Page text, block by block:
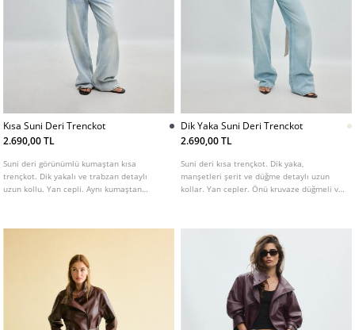
Kısa Suni Deri Trenckot
2.690,00 TL
Suni deri görünümlü kumaştan kısa
trençkot. Dik yakalı ve trabzan detaylı
uzun kollu. Yan cepli. Aynı kumaştan
Dik Yaka Suni Deri Trenckot
2.690,00 TL
Suni deri kısa trençkot. Dik yaka,
manşetleri şerit ve düğme detaylı uzun
kollar. Yan cepler. Önü kruvaze düğmeli ve